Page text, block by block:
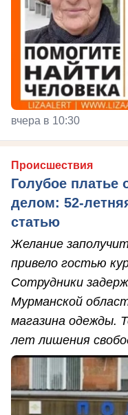
вчера в 10:30
Происшествия
Голубое
делом: 52-
статью
Желание
привело гостью
Сотрудники
Мурманской
магазина одежды.
лет лишения